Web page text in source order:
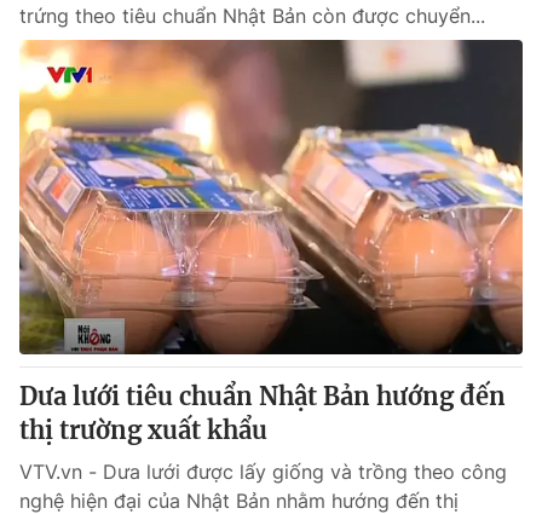
trứng theo tiêu chuẩn Nhật Bản còn được chuyển...
Dưa lưới tiêu chuẩn Nhật Bản hướng đến
thị trường xuất khẩu
VTV.vn - Dưa lưới được lấy giống và trồng theo công
nghệ hiện đại của Nhật Bản nhằm hướng đến thị